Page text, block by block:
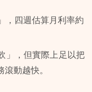
，四週估算月利率約
」，但實際上足以把
動越快。